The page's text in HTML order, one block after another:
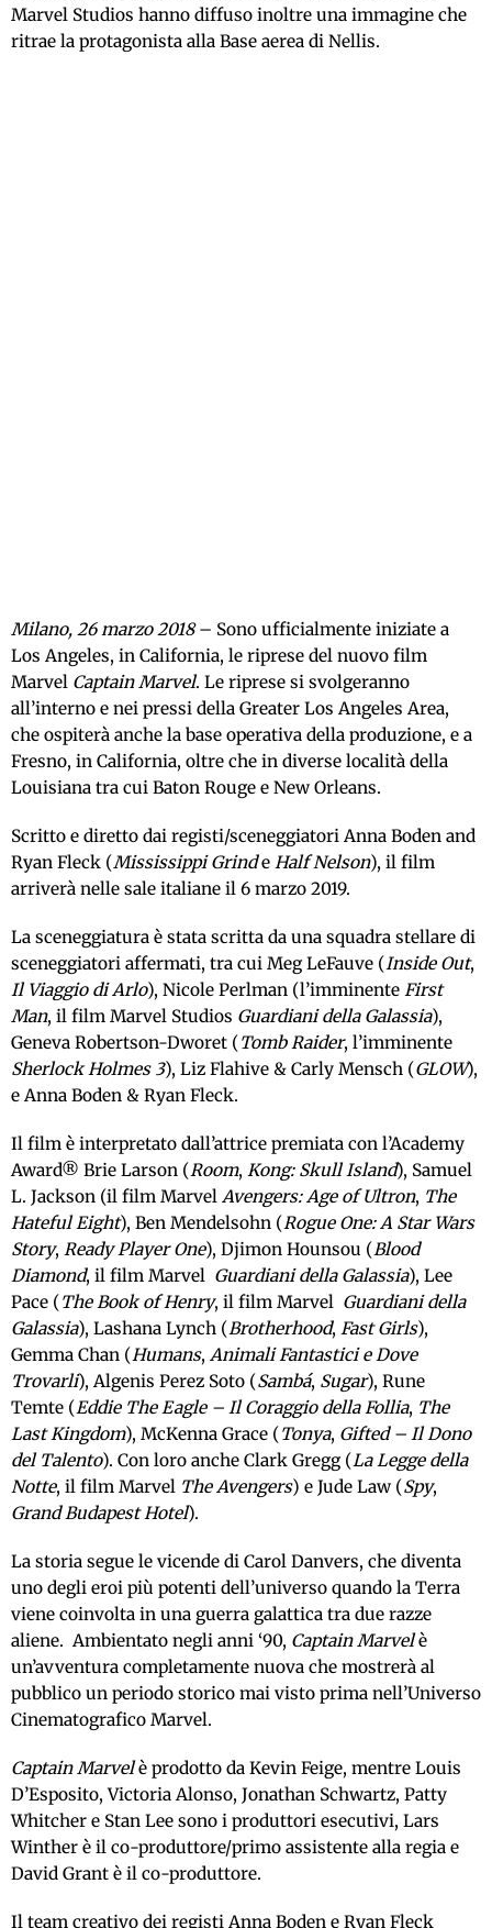
Marvel Studios hanno diffuso inoltre una immagine che
ritrae la protagonista alla Base aerea di Nellis.
Milano, 26 marzo 2018– Sono ufficialmente iniziate a
Los Angeles, in California, le riprese del nuovo film
Marvel Captain Marvel. Le riprese si svolgeranno
all’interno e nei pressi della Greater Los Angeles Area,
che ospiterà anche la base operativa della produzione, e a
Fresno, in California, oltre che in diverse località della
Louisiana tra cui Baton Rouge e New Orleans.
Scritto e diretto dai registi/sceneggiatori Anna Boden and
Ryan Fleck (Mississippi Grinde Half Nelson), il film
arriverà nelle sale italiane il 6 marzo 2019.
La sceneggiatura è stata scritta da una squadra stellare di
sceneggiatori affermati, tra cui Meg LeFauve (Inside Out,
Il Viaggio di Arlo), Nicole Perlman (l’imminente First
Man, il film Marvel Studios Guardiani della Galassia),
Geneva Robertson-Dworet ( Tomb Raider, l’imminente
Sherlock Holmes 3), Liz Flahive & Carly Mensch (GLOW),
e Anna Boden & Ryan Fleck.
Il film è interpretato dall’attrice premiata con l’Academy
Award® Brie Larson (Room, Kong: Skull Island), Samuel
L. Jackson (il film Marvel Avengers: Age of Ultron, The
Hateful Eight), Ben Mendelsohn (Rogue One: A Star Wars
Story, Ready Player One), Djimon Hounsou (Blood
Diamond, il film Marvel Guardiani della Galassia), Lee
Pace ( The Book of Henry, il film Marvel Guardiani della
Galassia), Lashana Lynch (Brotherhood, Fast Girls),
Gemma Chan (Humans, Animali Fantastici e Dove
Trovarli), Algenis Perez Soto (Sambá, Sugar), Rune
Temte (Eddie The Eagle – Il Coraggio della Follia, The
Last Kingdom), McKenna Grace ( Tonya, Gifted – Il Dono
del Talento). Con loro anche Clark Gregg (La Legge della
Notte, il film Marvel The Avengers) e Jude Law (Spy,
Grand Budapest Hotel).
La storia segue le vicende di Carol Danvers, che diventa
uno degli eroi più potenti dell’universo quando la Terra
viene coinvolta in una guerra galattica tra due razze
aliene. Ambientato negli anni ‘90, Captain Marvelè
un’avventura completamente nuova che mostrerà al
pubblico un periodo storico mai visto prima nell’Universo
Cinematografico Marvel.
Captain Marvelè prodotto da Kevin Feige, mentre Louis
D’Esposito, Victoria Alonso, Jonathan Schwartz, Patty
Whitcher e Stan Lee sono i produttori esecutivi, Lars
Winther è il co-produttore/primo assistente alla regia e
David Grant è il co-produttore.
Il team creativo dei registi Anna Boden e Ryan Fleck